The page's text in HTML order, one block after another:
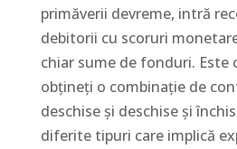
primăverii devreme, intră
debitorii cu scoruri
chiar sume de fonduri. Este
obțineți o combinație de
deschise și deschise și
diferite tipuri care implică